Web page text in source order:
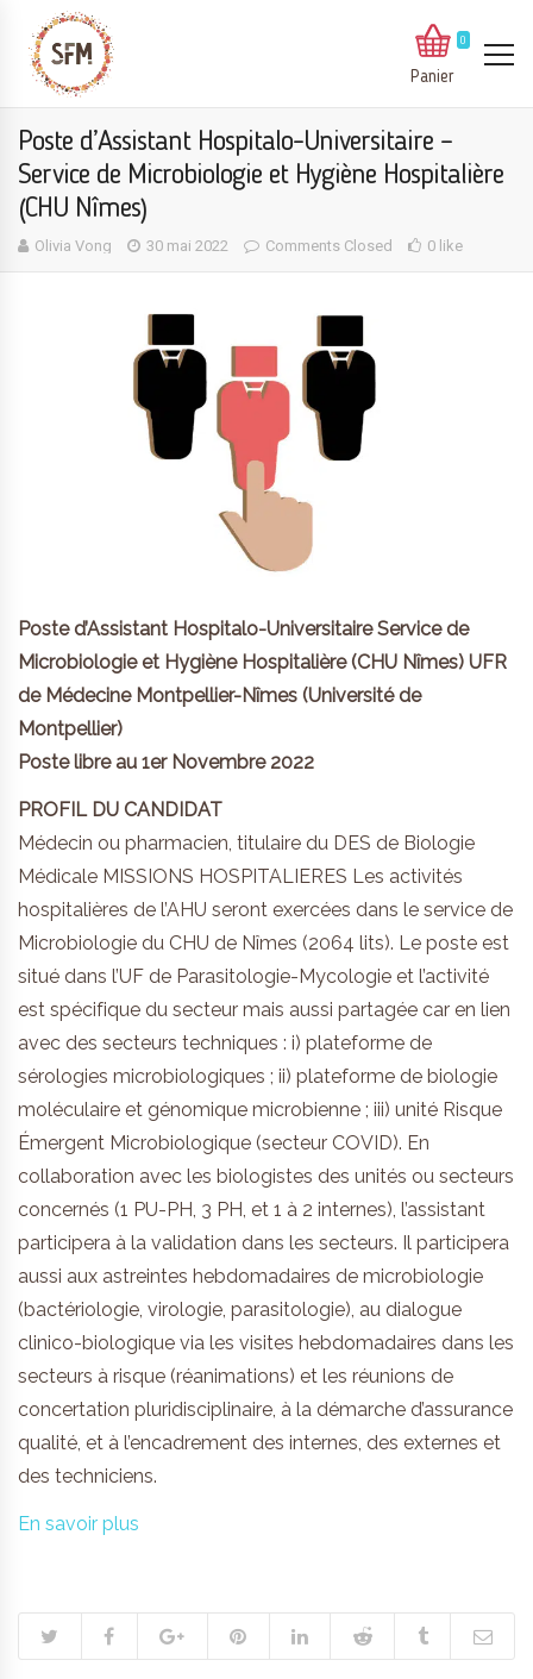
0
Panier
Poste d’Assistant Hospitalo-Universitaire –
Service de Microbiologie et Hygiène Hospitalière
(CHU Nîmes)
Olivia Vong 30 mai 2022 Comments Closed 0 like
Poste d’Assistant Hospitalo-Universitaire Service de
Microbiologie et Hygiène Hospitalière (CHU Nîmes) UFR
de Médecine Montpellier-Nîmes (Université de
Montpellier)
Poste libre au 1er Novembre 2022
PROFIL DU CANDIDAT
Médecin ou pharmacien, titulaire du DES de Biologie
Médicale MISSIONS HOSPITALIERES Les activités
hospitalières de l’AHU seront exercées dans le service de
Microbiologie du CHU de Nîmes (2064 lits). Le poste est
situé dans l’UF de Parasitologie-Mycologie et l’activité
est spécifique du secteur mais aussi partagée car en lien
avec des secteurs techniques : i) plateforme de
sérologies microbiologiques ; ii) plateforme de biologie
moléculaire et génomique microbienne ; iii) unité Risque
Émergent Microbiologique (secteur COVID). En
collaboration avec les biologistes des unités ou secteurs
concernés (1 PU-PH, 3 PH, et 1 à 2 internes), l’assistant
participera à la validation dans les secteurs. Il participera
aussi aux astreintes hebdomadaires de microbiologie
(bactériologie, virologie, parasitologie), au dialogue
clinico-biologique via les visites hebdomadaires dans les
secteurs à risque (réanimations) et les réunions de
concertation pluridisciplinaire, à la démarche d’assurance
qualité, et à l’encadrement des internes, des externes et
des techniciens.
En savoir plus